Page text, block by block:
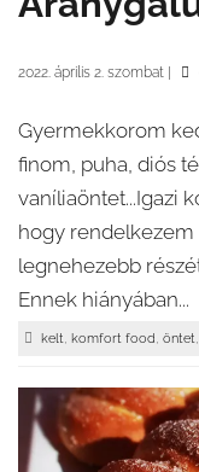
2022. április 2. szombat
Gyermekkorom
finom, puha, diós
vaníliaöntet...Igazi
hogy
legnehezebb
Ennek hiányában...
kelt, komfort food, öntet,